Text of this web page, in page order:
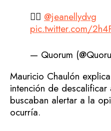
✍🏻 @jeanellydvg
pic.twitter.com/
— Quorum
Mauricio Chaulón
intención de
buscaban alertar a la
ocurría.